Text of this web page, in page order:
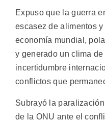
Expuso que la guerra
escasez de alimentos
economía mundial,
y generado un clima
incertidumbre
conflictos que
Subrayó la
de la ONU ante el